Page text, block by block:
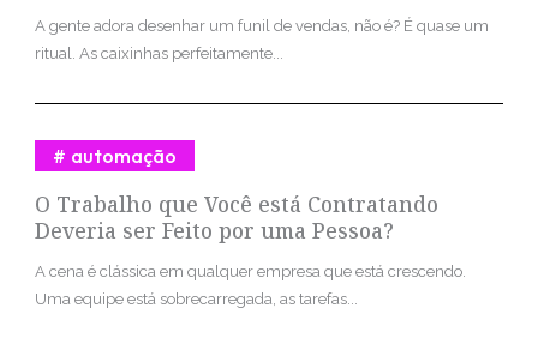
A gente adora desenhar um funil de vendas, não é? É quase um
ritual. As caixinhas perfeitamente...
O Trabalho que Você está Contratando
Deveria ser Feito por uma Pessoa?
automação
A cena é clássica em qualquer empresa que está crescendo.
Uma equipe está sobrecarregada, as tarefas...